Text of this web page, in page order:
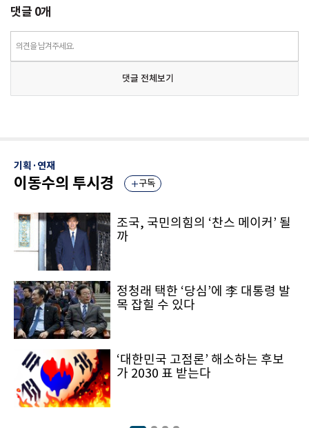
댓글 0개
의견을 남겨주세요.
댓글 전체보기
기획·연재
이동수의 투시경 구독
조국, 국민의힘의 ‘찬스 메이커’ 될
까
정청래 택한 ‘당심’에 李 대통령 발
목 잡힐 수 있다
‘대한민국 고점론’ 해소하는 후보
가 2030 표 받는다